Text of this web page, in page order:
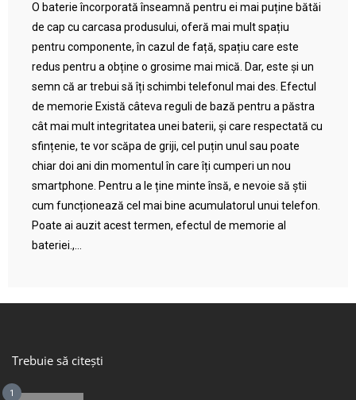
O baterie încorporată înseamnă pentru ei mai puține bătăi
de cap cu carcasa produsului, oferă mai mult spațiu
pentru componente, în cazul de față, spațiu care este
redus pentru a obține o grosime mai mică. Dar, este și un
semn că ar trebui să îți schimbi telefonul mai des. Efectul
de memorie Există câteva reguli de bază pentru a păstra
cât mai mult integritatea unei baterii, și care respectată cu
sfințenie, te vor scăpa de griji, cel puțin unul sau poate
chiar doi ani din momentul în care îți cumperi un nou
smartphone. Pentru a le ține minte însă, e nevoie să știi
cum funcționează cel mai bine acumulatorul unui telefon.
Poate ai auzit acest termen, efectul de memorie al
bateriei.,...
Trebuie să citești
1